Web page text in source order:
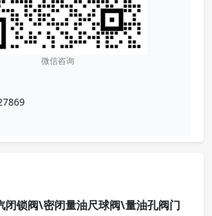
微信咨询
闭锁阀\密闭量油尺球阀\量油孔阀门